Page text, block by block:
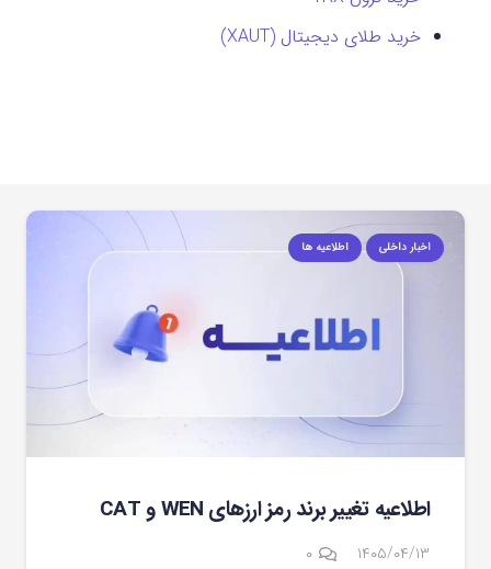
خرید طلای دیجیتال (XAUT)
اخبار داخلی اطلاعیه ها
اطلاعیه تغییر برند رمز ارزهای WEN و CAT
۱۴۰۵/۰۴/۱۳ ۰